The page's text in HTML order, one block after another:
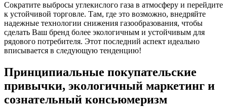
Сократите выбросы углекислого газа в атмосферу и перейдите
к устойчивой торговле. Там, где это возможно, внедряйте
надежные технологии снижения газообразования, чтобы
сделать Ваш бренд более экологичным и устойчивым для
рядового потребителя. Этот последний аспект идеально
вписывается в следующую тенденцию!
Принципиальные покупательские
привычки, экологичный маркетинг и
сознательный консьюмеризм